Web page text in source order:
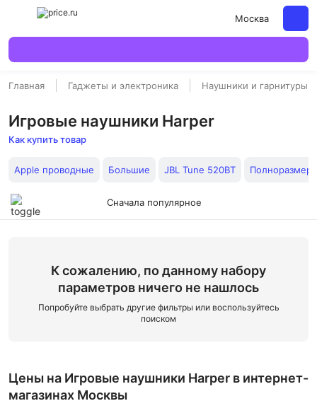
Москва
Главная Гаджеты и электроника Наушники и гарнитуры
Игровые наушники Harper
Как купить товар
Apple проводные Большие JBL Tune 520BT
Сначала популярное
К сожалению, по данному набору
параметров ничего не нашлось
Попробуйте выбрать другие фильтры или воспользуйтесь
поиском
Цены на Игровые наушники Harper в интернет-
магазинах Москвы